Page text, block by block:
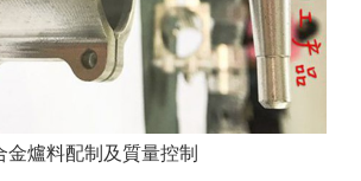
金爐料配制及質量控制